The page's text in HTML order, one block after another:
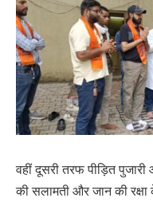
वहीं दूसरी तरफ पीड़ित
की सलामती और जान की